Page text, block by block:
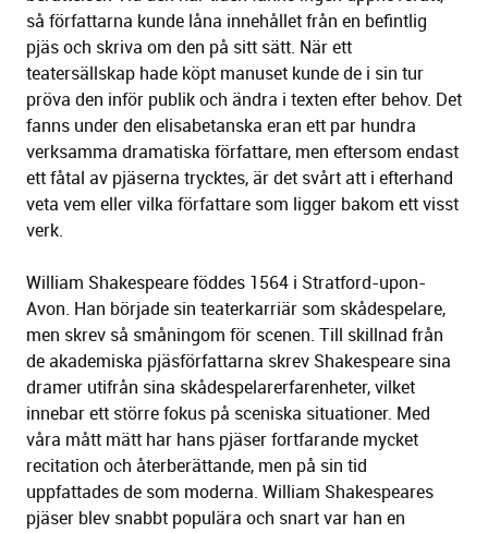
så författarna kunde låna innehållet från en befintlig
pjäs och skriva om den på sitt sätt. När ett
teatersällskap hade köpt manuset kunde de i sin tur
pröva den inför publik och ändra i texten efter behov. Det
fanns under den elisabetanska eran ett par hundra
verksamma dramatiska författare, men eftersom endast
ett fåtal av pjäserna trycktes, är det svårt att i efterhand
veta vem eller vilka författare som ligger bakom ett visst
verk.
William Shakespeare föddes 1564 i Stratford-upon-
Avon. Han började sin teaterkarriär som skådespelare,
men skrev så småningom för scenen. Till skillnad från
de akademiska pjäsförfattarna skrev Shakespeare sina
dramer utifrån sina skådespelarerfarenheter, vilket
innebar ett större fokus på sceniska situationer. Med
våra mått mätt har hans pjäser fortfarande mycket
recitation och återberättande, men på sin tid
uppfattades de som moderna. William Shakespeares
pjäser blev snabbt populära och snart var han en